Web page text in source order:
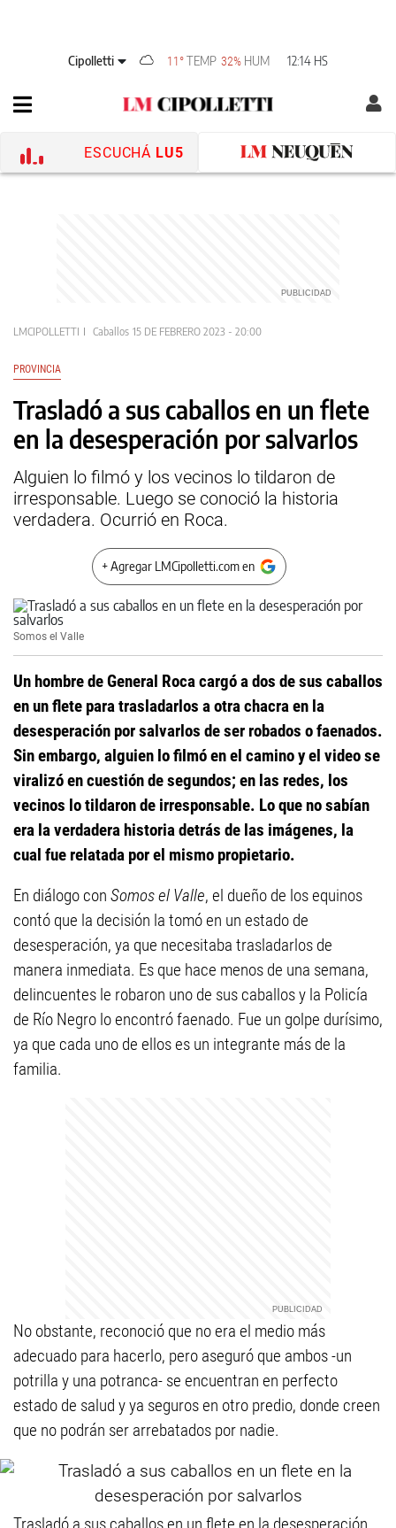
Cipolletti 11°TEMP 32% HUM 12:14 HS
ESCUCHÁ LU5
LMCIPOLLETTI Caballos 15 DE FEBRERO 2023 - 20:00
PROVINCIA
Trasladó a sus caballos en un flete
en la desesperación por salvarlos
Alguien lo filmó y los vecinos lo tildaron de
irresponsable. Luego se conoció la historia
verdadera. Ocurrió en Roca.
+ Agregar LMCipolletti.com en
Somos el Valle
Un hombre de General Roca cargó a dos de sus caballos
en un flete para trasladarlos a otra chacra en la
desesperación por salvarlos de ser robados o faenados.
Sin embargo, alguien lo filmó en el camino y el video se
viralizó en cuestión de segundos; en las redes, los
vecinos lo tildaron de irresponsable. Lo que no sabían
era la verdadera historia detrás de las imágenes, la
cual fue relatada por el mismo propietario.
En diálogo con Somos el Valle, el dueño de los equinos
contó que la decisión la tomó en un estado de
desesperación, ya que necesitaba trasladarlos de
manera inmediata. Es que hace menos de una semana,
delincuentes le robaron uno de sus caballos y la Policía
de Río Negro lo encontró faenado. Fue un golpe durísimo,
ya que cada uno de ellos es un integrante más de la
familia.
No obstante, reconoció que no era el medio más
adecuado para hacerlo, pero aseguró que ambos -un
potrilla y una potranca- se encuentran en perfecto
estado de salud y ya seguros en otro predio, donde creen
que no podrán ser arrebatados por nadie.